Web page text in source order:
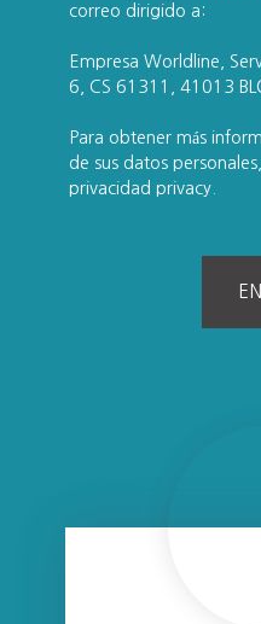
correo dirigido a:
Empresa Worldline,
6, CS 61311, 41013
Para obtener más
de sus datos
privacidad privacy.